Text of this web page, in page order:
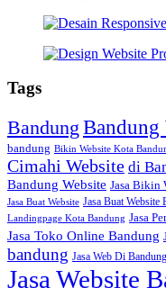
Tags
Bandung Bandung
bandung Bikin Website Kota
Cimahi Website di
Bandung Website Jasa Bikin
Jasa Buat Website Jasa Buat Website
Landingpage Kota Bandung Jasa
Jasa Toko Online Bandung
bandung Jasa Web Di Bandung
Jasa Website